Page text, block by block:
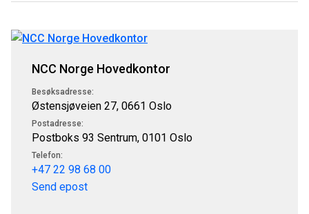
NCC Norge Hovedkontor
Besøksadresse:
Østensjøveien 27, 0661 Oslo
Postadresse:
Postboks 93 Sentrum, 0101 Oslo
Telefon:
+47 22 98 68 00
Send epost